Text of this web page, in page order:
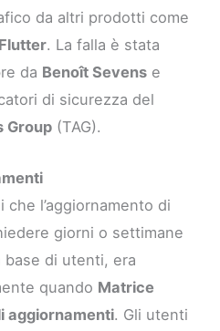
da altri prodotti come
Flutter. La falla è stata
da Benoît Sevens e
di sicurezza del
Group (TAG).
che l’aggiornamento di
giorni o settimane
base di utenti, era
quando Matrice
aggiornamenti. Gli utenti